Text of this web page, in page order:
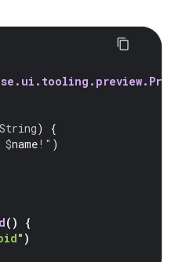
String)
{
$name!" )
()
{
)